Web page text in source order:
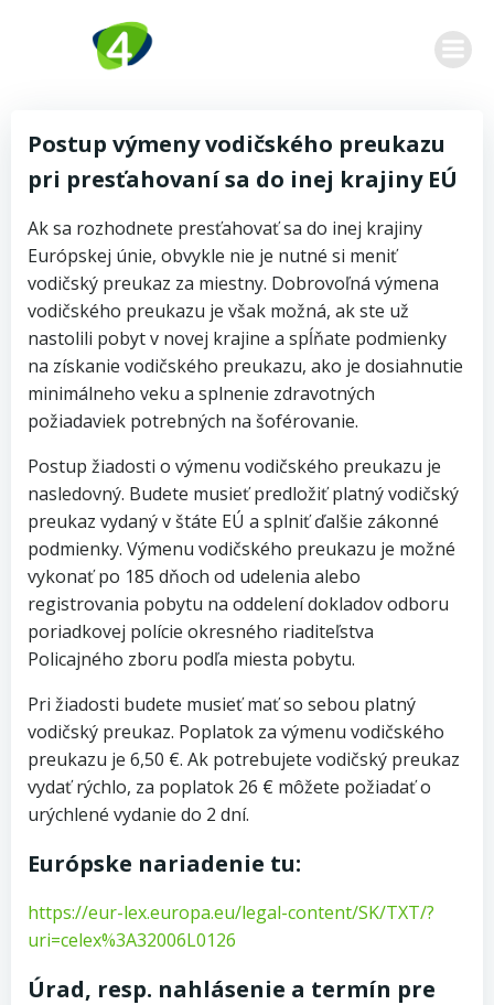
Postup výmeny vodičského preukazu
pri presťahovaní sa do inej krajiny EÚ
Ak sa rozhodnete presťahovať sa do inej krajiny
Európskej únie, obvykle nie je nutné si meniť
vodičský preukaz za miestny. Dobrovoľná výmena
vodičského preukazu je však možná, ak ste už
nastolili pobyt v novej krajine a spĺňate podmienky
na získanie vodičského preukazu, ako je dosiahnutie
minimálneho veku a splnenie zdravotných
požiadaviek potrebných na šoférovanie.
Postup žiadosti o výmenu vodičského preukazu je
nasledovný. Budete musieť predložiť platný vodičský
preukaz vydaný v štáte EÚ a splniť ďalšie zákonné
podmienky. Výmenu vodičského preukazu je možné
vykonať po 185 dňoch od udelenia alebo
registrovania pobytu na oddelení dokladov odboru
poriadkovej polície okresného riaditeľstva
Policajného zboru podľa miesta pobytu.
Pri žiadosti budete musieť mať so sebou platný
vodičský preukaz. Poplatok za výmenu vodičského
preukazu je 6,50 €. Ak potrebujete vodičský preukaz
vydať rýchlo, za poplatok 26 € môžete požiadať o
urýchlené vydanie do 2 dní.
Európske nariadenie tu:
https://eur-lex.europa.eu/legal-content/SK/TXT/?
uri=celex%3A32006L0126
Úrad, resp. nahlásenie a termín pre